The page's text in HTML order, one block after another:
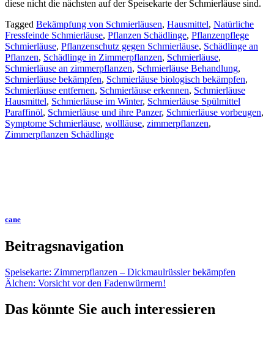
diese nicht die nächsten auf der Speisekarte der Schmierläuse sind.
Tagged Bekämpfung von Schmierläusen, Hausmittel, Natürliche
Fressfeinde Schmierläuse, Pflanzen Schädlinge, Pflanzenpflege
Schmierläuse, Pflanzenschutz gegen Schmierläuse, Schädlinge an
Pflanzen, Schädlinge in Zimmerpflanzen, Schmierläuse,
Schmierläuse an zimmerpflanzen, Schmierläuse Behandlung,
Schmierläuse bekämpfen, Schmierläuse biologisch bekämpfen,
Schmierläuse entfernen, Schmierläuse erkennen, Schmierläuse
Hausmittel, Schmierläuse im Winter, Schmierläuse Spülmittel
Paraffinöl, Schmierläuse und ihre Panzer, Schmierläuse vorbeugen,
Symptome Schmierläuse, wollläuse, zimmerpflanzen,
Zimmerpflanzen Schädlinge
cane
Beitragsnavigation
Speisekarte: Zimmerpflanzen – Dickmaulrüssler bekämpfen
Älchen: Vorsicht vor den Fadenwürmern!
Das könnte Sie auch interessieren